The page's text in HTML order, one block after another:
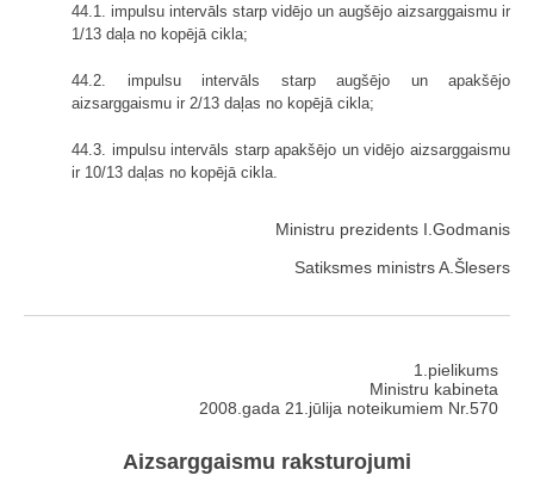
44.1. impulsu intervāls starp vidējo un augšējo aizsarggaismu ir
1/13 daļa no kopējā cikla;
44.2. impulsu intervāls starp augšējo un apakšējo
aizsarggaismu ir 2/13 daļas no kopējā cikla;
44.3. impulsu intervāls starp apakšējo un vidējo aizsarggaismu
ir 10/13 daļas no kopējā cikla.
Ministru prezidents I.Godmanis
Satiksmes ministrs A.Šlesers
1.pielikums
Ministru kabineta
2008.gada 21.jūlija noteikumiem Nr.570
Aizsarggaismu raksturojumi